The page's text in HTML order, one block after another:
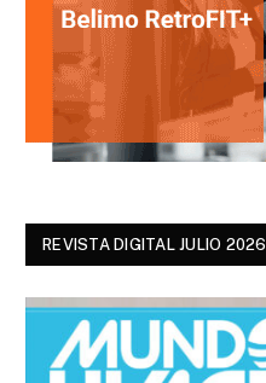
REVISTA DIGITAL JULIO 2026